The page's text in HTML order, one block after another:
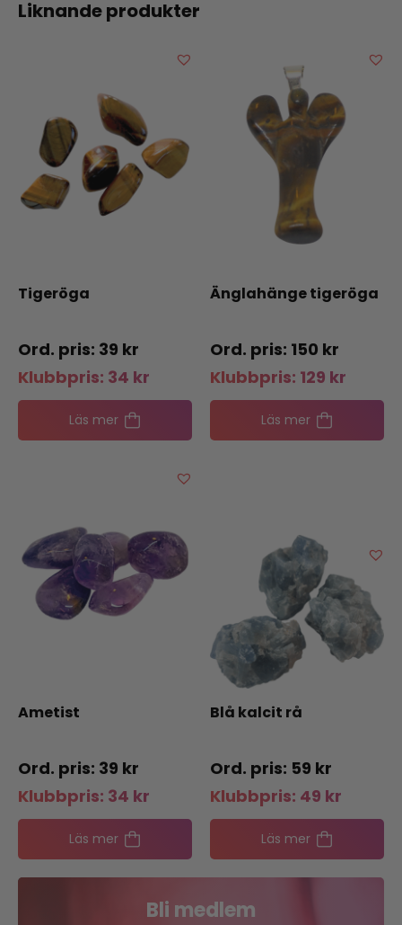
Liknande produkter
Tigeröga
39 kr
Klubbpris: 34 kr
Läs mer
Änglahänge tigeröga
150 kr
Klubbpris: 129 kr
Läs mer
Ametist
39 kr
Klubbpris: 34 kr
Läs mer
Blå kalcit rå
59 kr
Klubbpris: 49 kr
Läs mer
Bli medlem